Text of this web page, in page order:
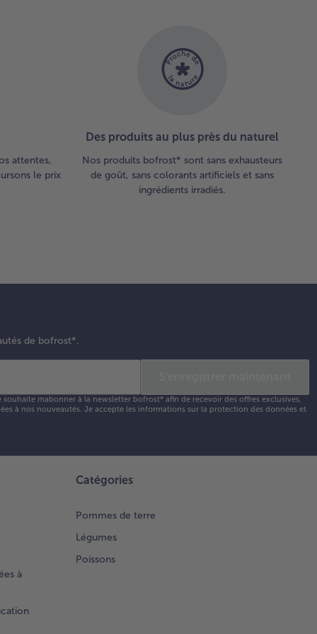
attentes,
le prix
Des produits au plus près du naturel
Nos produits bofrost* sont sans exhausteurs
de goût, sans colorants artificiels et sans
ingrédients irradiés.
de bofrost*.
mabonner à la newsletter bofrost* afin de recevoir des offres exclusives,
à nos nouveautés. Je accepte les informations sur la protection des données et
à
Catégories
Pommes de terre
Légumes
Poissons